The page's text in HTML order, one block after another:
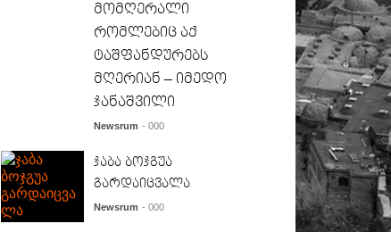
მომღერალი
რომლებიც აქ
ტაშფანდურებს
მღერიან – იმედო
ჯანაშვილი
Newsrum - 000
ჯაბა ბოჯგუა
გარდაიცვალა
Newsrum - 000